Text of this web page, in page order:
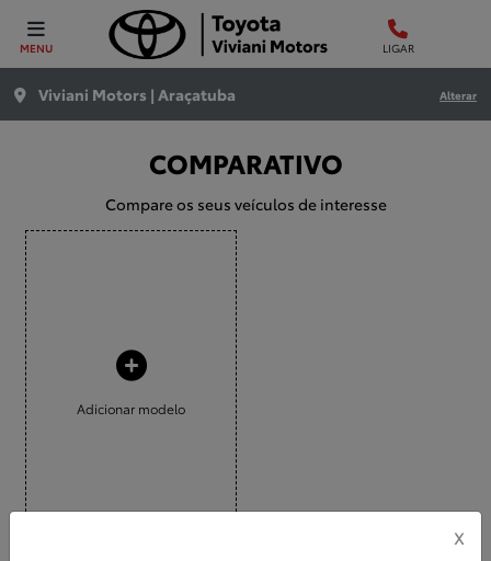
MENU LIGAR
Viviani Motors | Araçatuba Alterar
COMPARATIVO
Compare os seus veículos de interesse
Adicionar modelo
X